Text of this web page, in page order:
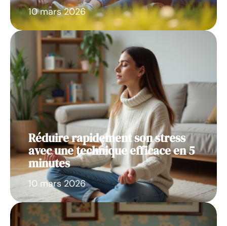
10 mars 2026
Réduire rapidement son stress
avec une technique efficace en 5
minutes
10 mars 2026